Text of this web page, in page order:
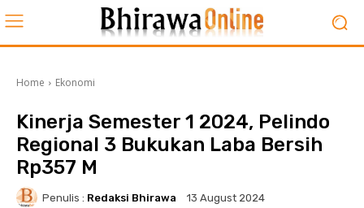
Home Ekonomi
Kinerja Semester 1 2024, Pelindo
Regional 3 Bukukan Laba Bersih
Rp357 M
Penulis : Redaksi Bhirawa 13 August 2024